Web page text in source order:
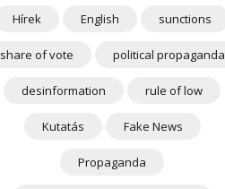
Hírek English sunctions
share of vote political propaganda
desinformation rule of low
Kutatás Fake News
Propaganda